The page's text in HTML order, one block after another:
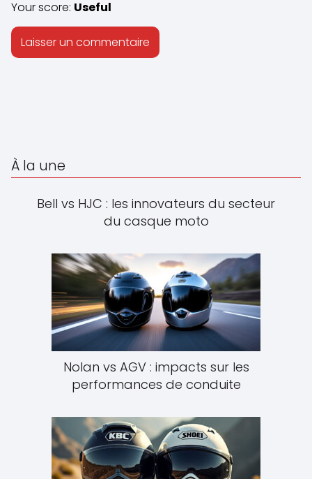
Your score: Useful
À la une
Bell vs HJC : les innovateurs du secteur
du casque moto
Nolan vs AGV : impacts sur les
performances de conduite